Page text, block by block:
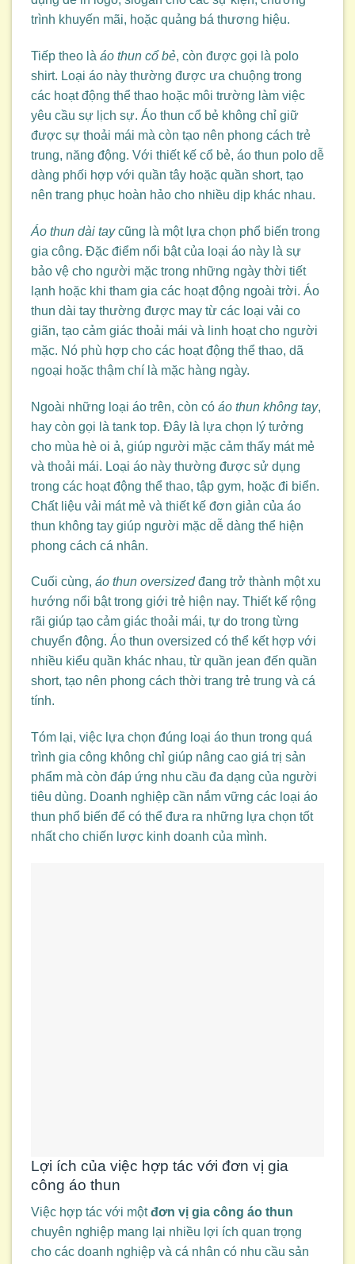
trình khuyến mãi, hoặc quảng bá thương hiệu.
Tiếp theo là áo thun cổ bẻ, còn được gọi là polo
shirt. Loại áo này thường được ưa chuộng trong
các hoạt động thể thao hoặc môi trường làm việc
yêu cầu sự lịch sự. Áo thun cổ bẻ không chỉ giữ
được sự thoải mái mà còn tạo nên phong cách trẻ
trung, năng động. Với thiết kế cổ bẻ, áo thun polo dễ
dàng phối hợp với quần tây hoặc quần short, tạo
nên trang phục hoàn hảo cho nhiều dịp khác nhau.
Áo thun dài taycũng là một lựa chọn phổ biến trong
gia công. Đặc điểm nổi bật của loại áo này là sự
bảo vệ cho người mặc trong những ngày thời tiết
lạnh hoặc khi tham gia các hoạt động ngoài trời. Áo
thun dài tay thường được may từ các loại vải co
giãn, tạo cảm giác thoải mái và linh hoạt cho người
mặc. Nó phù hợp cho các hoạt động thể thao, dã
ngoại hoặc thậm chí là mặc hàng ngày.
Ngoài những loại áo trên, còn có áo thun không tay,
hay còn gọi là tank top. Đây là lựa chọn lý tưởng
cho mùa hè oi ả, giúp người mặc cảm thấy mát mẻ
và thoải mái. Loại áo này thường được sử dụng
trong các hoạt động thể thao, tập gym, hoặc đi biển.
Chất liệu vải mát mẻ và thiết kế đơn giản của áo
thun không tay giúp người mặc dễ dàng thể hiện
phong cách cá nhân.
Cuối cùng, áo thun oversizedđang trở thành một xu
hướng nổi bật trong giới trẻ hiện nay. Thiết kế rộng
rãi giúp tạo cảm giác thoải mái, tự do trong từng
chuyển động. Áo thun oversized có thể kết hợp với
nhiều kiểu quần khác nhau, từ quần jean đến quần
short, tạo nên phong cách thời trang trẻ trung và cá
tính.
Tóm lại, việc lựa chọn đúng loại áo thun trong quá
trình gia công không chỉ giúp nâng cao giá trị sản
phẩm mà còn đáp ứng nhu cầu đa dạng của người
tiêu dùng. Doanh nghiệp cần nắm vững các loại áo
thun phổ biến để có thể đưa ra những lựa chọn tốt
nhất cho chiến lược kinh doanh của mình.
Lợi ích của việc hợp tác với đơn vị gia
công áo thun
Việc hợp tác với mộtđơn vị gia công áo thun
chuyên nghiệp mang lại nhiều lợi ích quan trọng
cho các doanh nghiệp và cá nhân có nhu cầu sản